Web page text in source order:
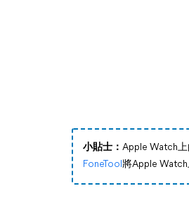
小貼士： Apple Watch
FoneTool將Apple